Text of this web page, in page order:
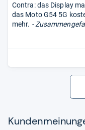
Contra: das Display
das Moto G54 5G
mehr. -